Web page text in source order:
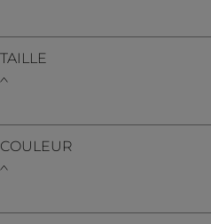
TAILLE
COULEUR